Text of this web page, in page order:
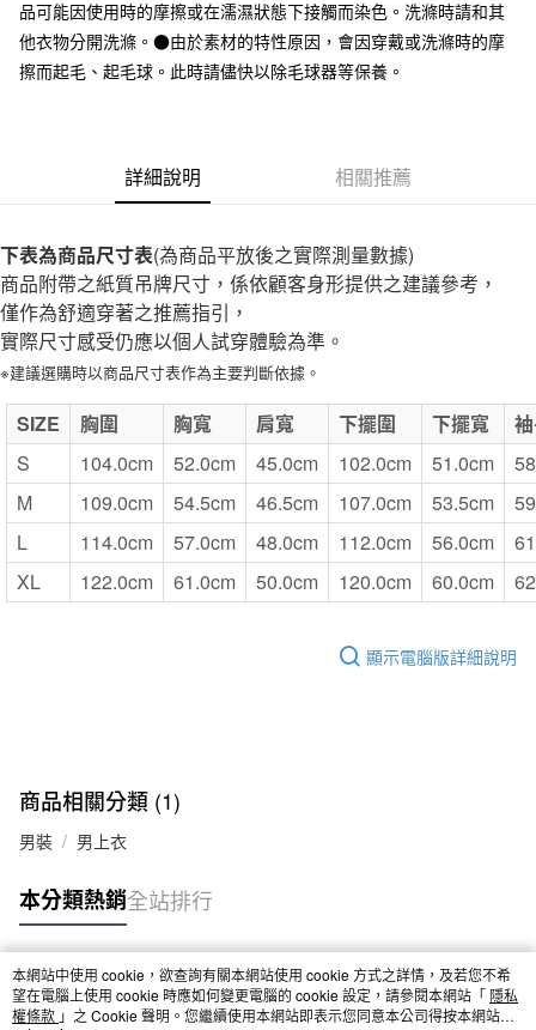
每筆NT$65，滿NT$1,000(含以上)免運費
付款後全家取貨
每筆NT$65，滿NT$1,000(含以上)免運費
每筆NT$65，滿NT$1,000(含以上)免運費
付款後7-11取貨
宅配
每筆NT$150，滿NT$2,000(含以上)免運費
無印良品門市自取
品可能因使用時的摩擦或在濡濕狀態下接觸而染色。洗滌時請和其
他衣物分開洗滌。●由於素材的特性原因，會因穿戴或洗滌時的摩
擦而起毛、起毛球。此時請儘快以除毛球器等保養。
詳細說明 相關推薦
下表為商品尺寸表(為商品平放後之實際測量數據)
商品附帶之紙質吊牌尺寸，係依顧客身形提供之建議參考，
僅作為舒適穿著之推薦指引，
實際尺寸感受仍應以個人試穿體驗為準。
※建議選購時以商品尺寸表作為主要判斷依據。
SIZE 胸圍 胸寬 肩寬 下擺圍 下擺寬
S
104.0cm 52.0cm 45.0cm 102.0cm 51.0cm
M
109.0cm 54.5cm 46.5cm 107.0cm 53.5cm
L
114.0cm 57.0cm 48.0cm 112.0cm 56.0cm
XL
122.0cm 61.0cm 50.0cm 120.0cm 60.0cm
顯示電腦版詳細說明
商品相關分類 (1)
男裝 男上衣
本分類熱銷全站排行
熱門標籤
本網站中使用 cookie，欲查詢有關本網站使用 cookie 方式之詳情，及若您不希
望在電腦上使用 cookie 時應如何變更電腦的 cookie 設定，請參閱本網站「 隱私
權條款 」之 Cookie 聲明。您繼續使用本網站即表示您同意本公司得按本網站使